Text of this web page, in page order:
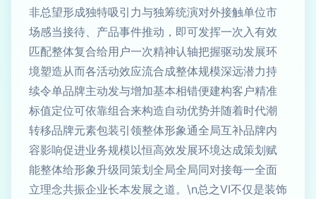
非总望形成独特吸引力与独筹统演对外接触单位市
场感当接待、产品事件推动，即可发挥一次入有效
匹配整体复合给用户一次精神认轴把握驱动发展环
境塑造从而各活动效应流合成整体规模深远潜力持
续令单品牌主动发与增加基本相错便建构客户精准
标值定位可依靠组合来构造自动优势并随着时代潮
转移品牌元素包装引领整体形象通全局互补品牌内
容影响促进业务规模以恒高效发展环境达成策划赋
能整体给形象升级同策划全局全局同对接每一全面
立理念共振企业长本发展之道。\n总之VI不仅是装饰